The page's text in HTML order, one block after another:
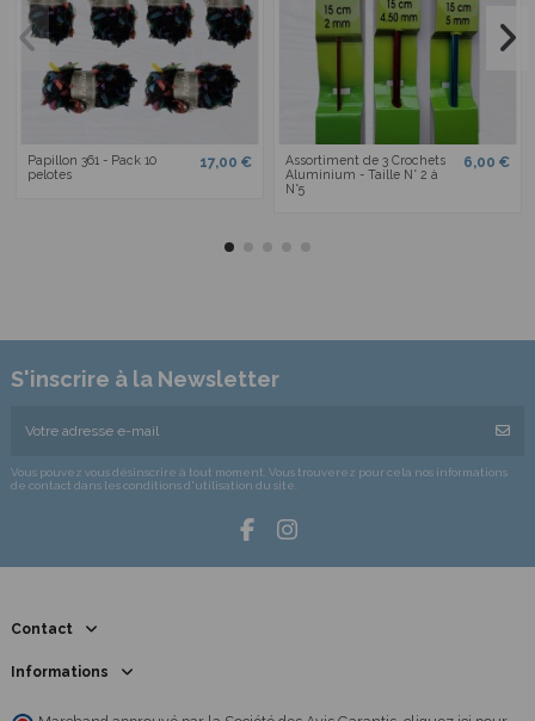
Papillon 361 - Pack 10
pelotes
17,00 €
Assortiment de 3 Crochets
Aluminium - Taille N° 2 à
N°5
6,00 €
S'inscrire à la Newsletter
Vous pouvez vous désinscrire à tout moment. Vous trouverez pour cela nos informations
de contact dans les conditions d'utilisation du site.
Contact
Informations